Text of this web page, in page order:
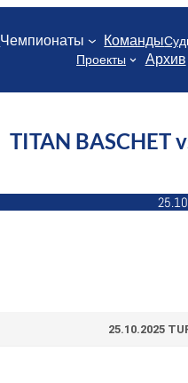
Чемпионаты Команды
Проекты
Архив
TITAN BASCHET
25.10.2025